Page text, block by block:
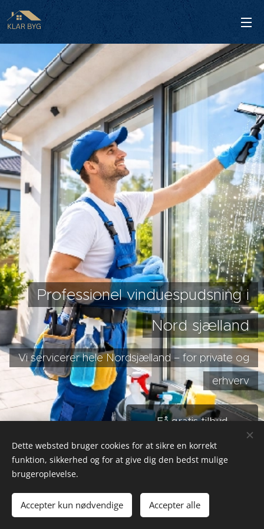
Professionel vinduespudsning i
Nord sjælland
Vi servicerer hele Nordsjælland – for private og
erhverv
Få gratis tilbud
0419
Klarbyg
Cookies
Dette websted bruger cookies for at sikre en korrekt
funktion, sikkerhed og for at give dig den bedst mulige
brugeroplevelse.
Accepter kun nødvendige Accepter alle